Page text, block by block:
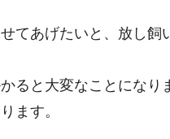
てあげたいと、放し飼
ると大変なことにな
ます。